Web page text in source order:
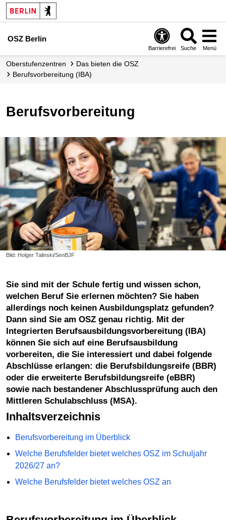
OSZ Berlin
Barrierefrei Suche Menü
Oberstufenzentren
Das bieten die OSZ
Berufsvorbereitung (IBA)
Berufsvorbereitung
Bild: Holger Talinski/SenBJF
Sie sind mit der Schule fertig und wissen schon,
welchen Beruf Sie erlernen möchten? Sie haben
allerdings noch keinen Ausbildungsplatz gefunden?
Dann sind Sie am OSZ genau richtig. Mit der
Integrierten Berufsausbildungsvorbereitung (IBA)
können Sie sich auf eine Berufsausbildung
vorbereiten, die Sie interessiert und dabei folgende
Abschlüsse erlangen: die Berufsbildungsreife (BBR)
oder die erweiterte Berufsbildungsreife (eBBR)
sowie nach bestandener Abschlussprüfung auch den
Mittleren Schulabschluss (MSA).
Inhaltsverzeichnis
Berufsvorbereitung im Überblick
Welche Berufsfelder bietet welches OSZ im Schuljahr
2026/27 an?
Welche Berufsfelder bietet welches OSZ an